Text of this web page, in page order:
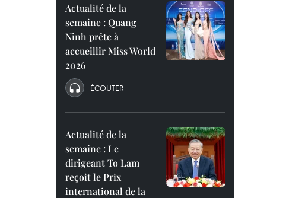
Actualité de la
semaine : Quang
Ninh prête à
accueillir Miss World
2026
ÉCOUTER
Actualité de la
semaine : Le
dirigeant To Lam
reçoit le Prix
international de la